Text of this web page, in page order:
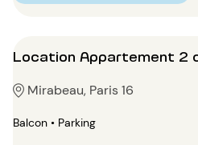
Location Appartement 2
Mirabeau, Paris 16
Balcon • Parking